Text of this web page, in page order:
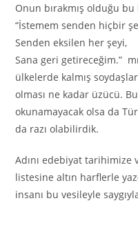
Onun bırakmış olduğu
“İstemem senden hiçbir
Senden eksilen her şeyi,
Sana geri getireceğim.”
ülkelerde kalmış
olması ne kadar üzücü.
okunamayacak olsa da
da razı olabilirdik.
Adını edebiyat tarihimize
listesine altın harflerle
insanı bu vesileyle